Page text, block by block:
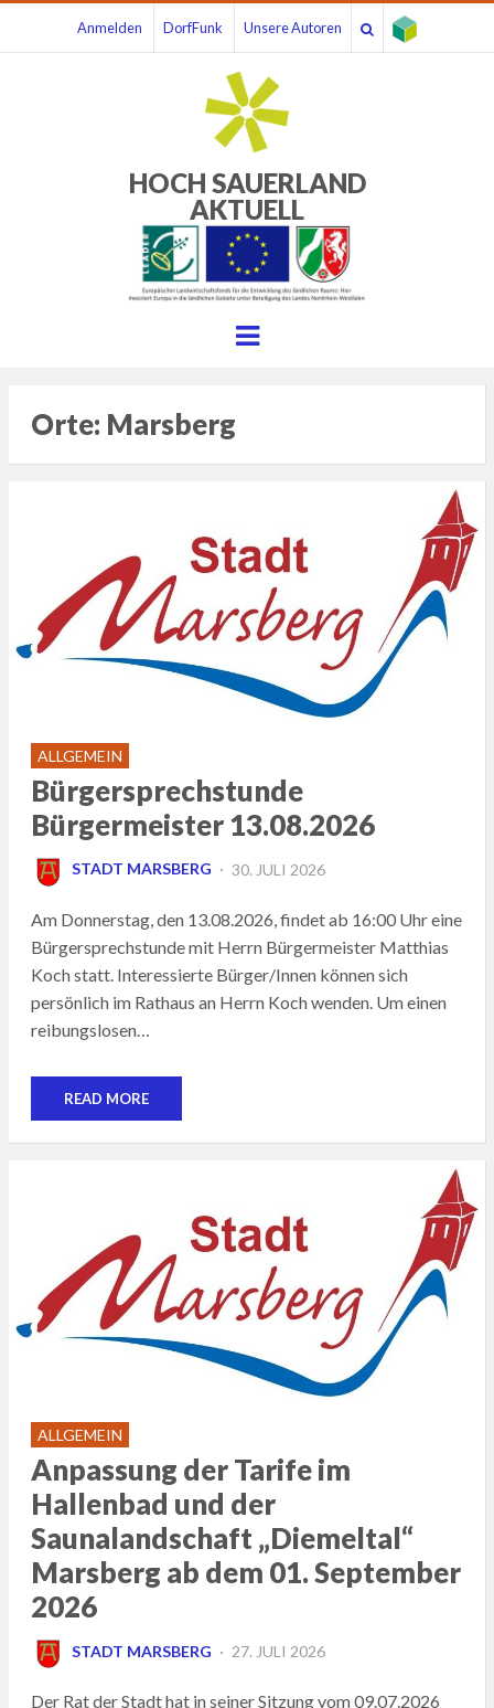
Anmelden DorfFunk Unsere Autoren
HOCH SAUERLAND
AKTUELL
Menu
Orte: Marsberg
ALLGEMEIN
Bürgersprechstunde
Bürgermeister 13.08.2026
STADT MARSBERG
POSTED
30. JULI 2026
Am Donnerstag, den 13.08.2026, findet ab 16:00 Uhr eine
Bürgersprechstunde mit Herrn Bürgermeister Matthias
Koch statt. Interessierte Bürger/Innen können sich
persönlich im Rathaus an Herrn Koch wenden. Um einen
reibungslosen…
READ MORE
ALLGEMEIN
Anpassung der Tarife im
Hallenbad und der
Saunalandschaft „Diemeltal“
Marsberg ab dem 01. September
2026
STADT MARSBERG
POSTED
27. JULI 2026
Der Rat der Stadt hat in seiner Sitzung vom 09.07.2026